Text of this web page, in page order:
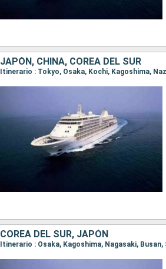
JAPÓN, CHINA, COREA DEL SUR
Itinerario : Tokyo, Osaka, Kochi, Kagoshima,
COREA DEL SUR, JAPÓN
Itinerario : Osaka, Kagoshima, Nagasaki,